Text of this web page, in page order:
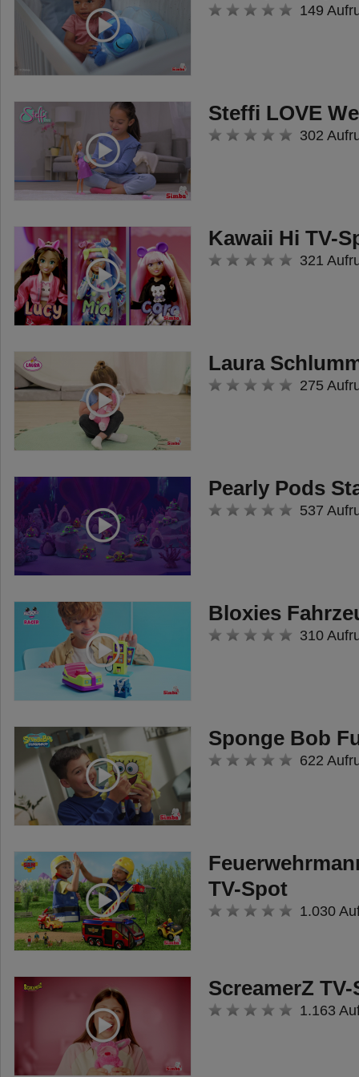
Figur mit Katzenflitzer enthalten.
Untergebracht werden können
darin jedoch alle drei Fahrzeuge.
149
Steffi LOVE
302
Kawaii Hi TV-
321
Laura
275
Pearly Pods
537
Bloxies
310
Sponge Bob
622
TV-Spot
1.030
ScreamerZ
1.163